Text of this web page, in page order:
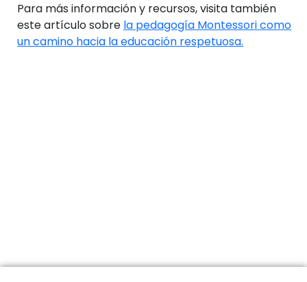
Para más información y recursos, visita también
este artículo sobre la pedagogía Montessori como
un camino hacia la educación respetuosa.